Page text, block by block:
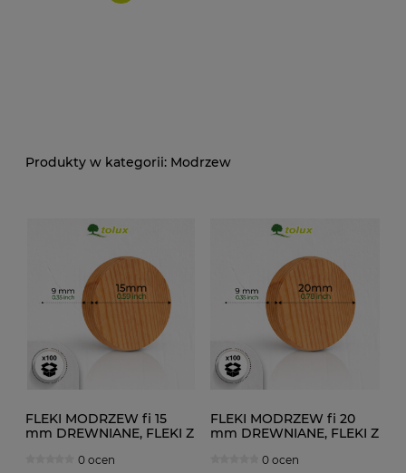
Modrzew
FLEKI MODRZEW fi 15
mm DREWNIANE, FLEKI Z
0 ocen
FLEKI MODRZEW fi 20
mm DREWNIANE, FLEKI Z
0 ocen